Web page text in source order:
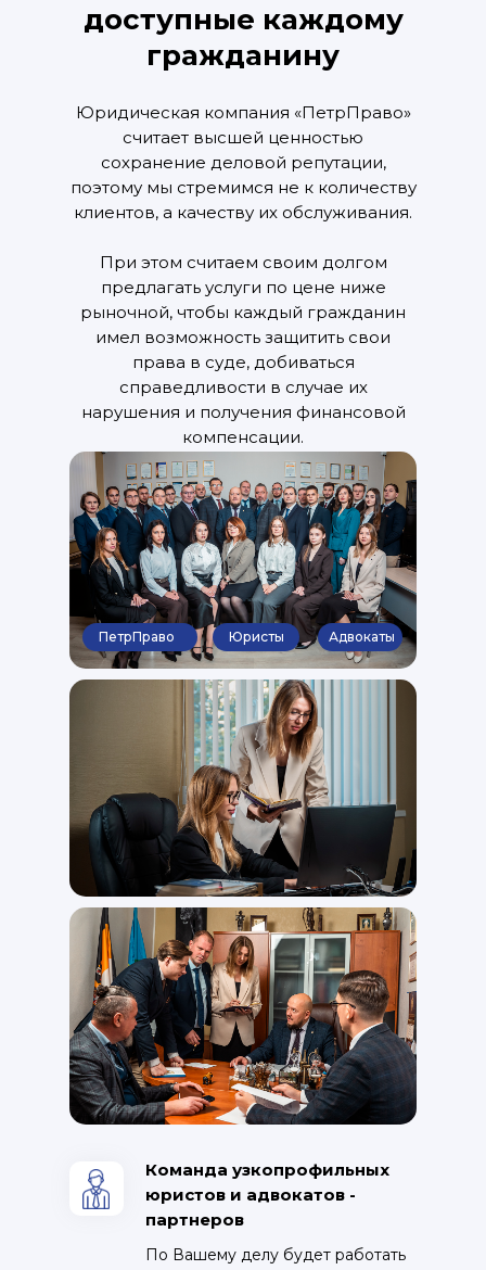
ПетрПраво Юристы Адвокаты
доступные каждому
гражданину
Юридическая компания «ПетрПраво»
считает высшей ценностью
сохранение деловой репутации,
поэтому мы стремимся не к количеству
клиентов, а качеству их обслуживания.
При этом считаем своим долгом
предлагать услуги по цене ниже
рыночной, чтобы каждый гражданин
имел возможность защитить свои
права в суде, добиваться
справедливости в случае их
нарушения и получения финансовой
компенсации.
Команда узкопрофильных
юристов и адвокатов -
партнеров
По Вашему делу будет работать